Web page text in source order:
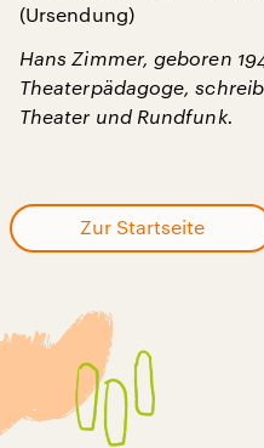
(Ursendung)
Hans Zimmer, geboren
Theaterpädagoge,
Theater und Rundfunk.
Zur Startseite